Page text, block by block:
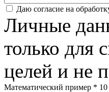
Соглашение*
Даю согласие на
Личные
только для
целей и не
Математический пример *